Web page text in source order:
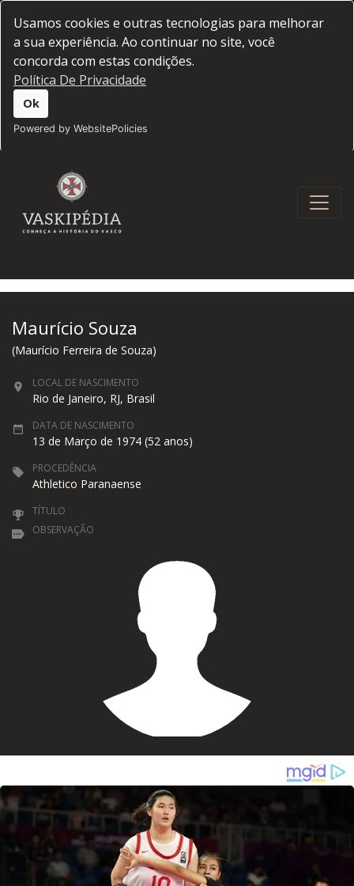
Usamos cookies e outras tecnologias para melhorar
a sua experiência. Ao continuar no site, você
concorda com estas condições.
Política De Privacidade
Ok
Powered by WebsitePolicies
Maurício Souza
(Maurício Ferreira de Souza)
LOCAL DE NASCIMENTO
Rio de Janeiro, RJ, Brasil
DATA DE NASCIMENTO
13 de Março de 1974 (52 anos)
PROCEDÊNCIA
Athletico Paranaense
TÍTULO
OBSERVAÇÃO